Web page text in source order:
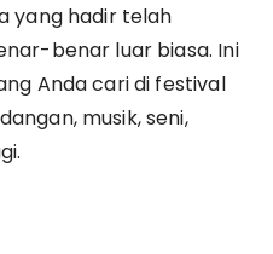
yang hadir telah
benar luar biasa. Ini
Anda cari di festival
musik, seni,